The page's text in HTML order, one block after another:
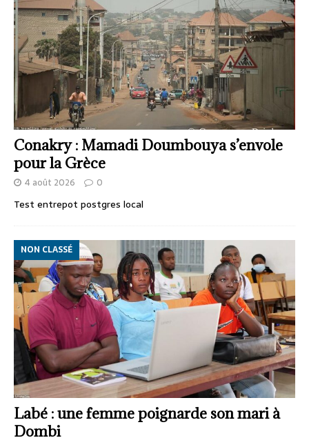
Conakry : Mamadi Doumbouya s’envole
pour la Grèce
4 août 2026 0
Test entrepot postgres local
Labé : une femme poignarde son mari à
Dombi
NON CLASSÉ